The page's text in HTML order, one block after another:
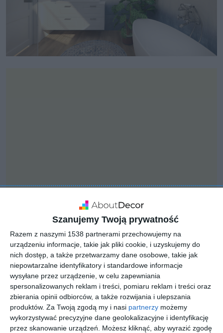
Szanujemy Twoją prywatność
Razem z naszymi 1538 partnerami przechowujemy na
urządzeniu informacje, takie jak pliki cookie, i uzyskujemy do
nich dostęp, a także przetwarzamy dane osobowe, takie jak
niepowtarzalne identyfikatory i standardowe informacje
wysyłane przez urządzenie, w celu zapewniania
spersonalizowanych reklam i treści, pomiaru reklam i treści oraz
zbierania opinii odbiorców, a także rozwijania i ulepszania
produktów. Za Twoją zgodą my i nasi partnerzy możemy
wykorzystywać precyzyjne dane geolokalizacyjne i identyfikację
przez skanowanie urządzeń. Możesz kliknąć, aby wyrazić zgodę
INSPIRACJA
Przestrzenna łazienka na
poddaszu
Aranżacja przestrzennej łazienki na poddaszu.
AUTOR:JN Studio Joanna Nawrocka
DODAJ DO ULUBIONYCH